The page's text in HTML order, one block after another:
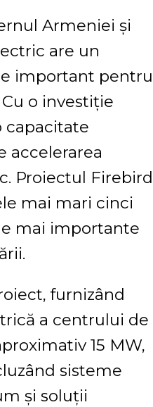
Armeniei și
are un
important pentru
o investiție
capacitate
accelerarea
Proiectul Firebird
mai mari cinci
mai importante
furnizând
a centrului de
15 MW,
sisteme
și soluții